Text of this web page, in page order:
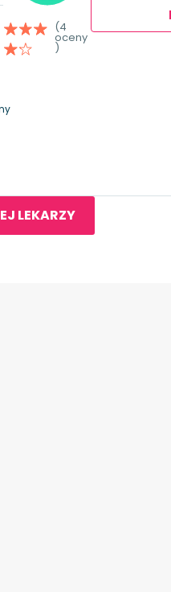
(4
oceny
)
LEKARZY